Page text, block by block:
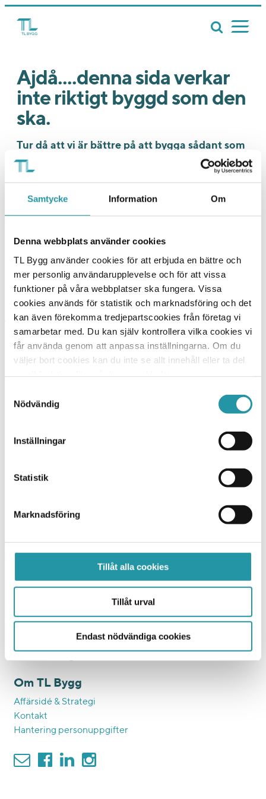
Samtycke Information Om
Denna webbplats använder cookies
TL Bygg använder cookies för att erbjuda en bättre och
mer personlig användarupplevelse och för att vissa
funktioner på våra webbplatser ska fungera. Vissa
cookies används för statistik och marknadsföring och det
kan även förekomma tredjepartscookies från företag vi
samarbetar med. Du kan själv kontrollera vilka cookies vi
får använda genom att anpassa inställningarna. Om du
väljer bort cookies kan du inte se allt innehåll eller ta del
Nödvändig
Inställningar
Statistik
Marknadsföring
Tillåt alla cookies
Tillåt urval
Endast nödvändiga cookies
Ajdå....denna sida verkar
inte riktigt byggd som den
ska.
Tur då att vi är bättre på att bygga sådant som
bostäder, kontor och samhällsfastigheter. Ja,
där är vi riktigt riktigt bra faktiskt. Och det är
massa andra.
högsta NKI som faktiskt vittnar om det. Besök gärna
vår startsida eller projektsidaså ska vi nog kunna
övertyga dig om det vi och en hel del andra redan
vet, att vi är en fantastisk byggentreprenör.
TL Bygg HK
Hesselmans Torg 5
Orgnr: 556225-4440
Marknadsgatan 20
Entreprenad
Samhällsfastigheter
Eftermarknad
Ett hållbart bygge
Affärsetik och inköp
KMA och BKMA
Om TL Bygg
Affärsidé & Strategi
Kontakt
Hantering personuppgifter